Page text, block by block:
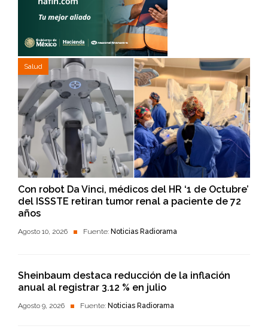
Salud
Con robot Da Vinci, médicos del HR ‘1 de Octubre’
del ISSSTE retiran tumor renal a paciente de 72
años
Agosto 10, 2026 Fuente: Noticias Radiorama
Sheinbaum destaca reducción de la inflación
anual al registrar 3.12 % en julio
Agosto 9, 2026 Fuente: Noticias Radiorama